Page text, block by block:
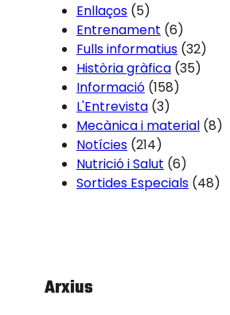
Enllaços (5)
Entrenament (6)
Fulls informatius (32)
Història gràfica (35)
Informació (158)
L'Entrevista (3)
Mecànica i material (8)
Notícies (214)
Nutrició i Salut (6)
Sortides Especials (48)
Arxius